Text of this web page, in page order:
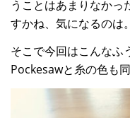
うことはあまりなか
すかね、気になるのは。
そこで今回はこんなふ
Pockesawと糸の色も